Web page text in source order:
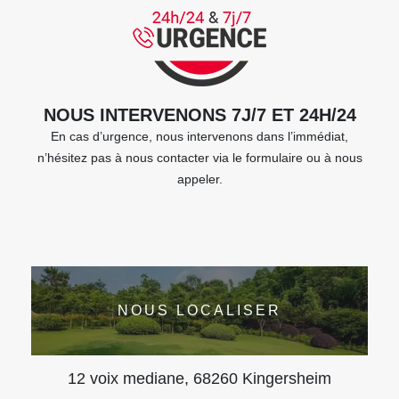
NOUS INTERVENONS 7J/7 ET 24H/24
En cas d’urgence, nous intervenons dans l’immédiat,
n’hésitez pas à nous contacter via le formulaire ou à nous
appeler.
NOUS LOCALISER
12 voix mediane, 68260 Kingersheim